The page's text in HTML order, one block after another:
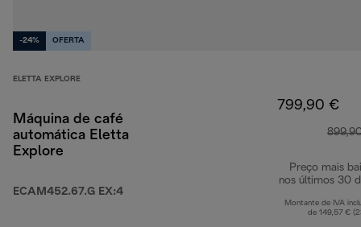
-24% OFERTA
ELETTA EXPLORE
Máquina de café
automática Eletta
Explore
ECAM452.67.G EX:4
799,90 €
Preço mais
nos últimos 30
Montante de IVA
de 149,57 €